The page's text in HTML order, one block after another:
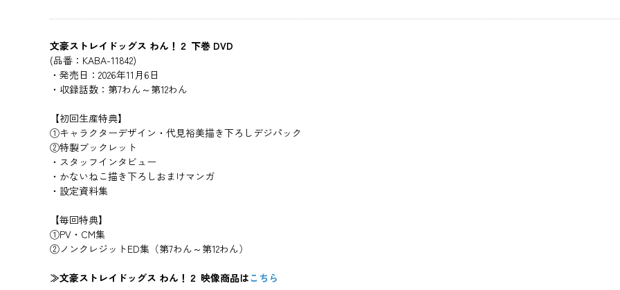
文豪ストレイドッグス わん！２ 下巻 DVD
(品番：KABA-11842)
・発売日：2026年11月6日
・収録話数：第7わん～第12わん
【初回生産特典】
①キャラクターデザイン・代見裕美描き下ろしデジパック
②特製ブックレット
・スタッフインタビュー
・かないねこ描き下ろしおまけマンガ
・設定資料集
【毎回特典】
①PV・CM集
②ノンクレジットED集（第7わん～第12わん）
≫文豪ストレイドッグス わん！２ 映像商品はこちら